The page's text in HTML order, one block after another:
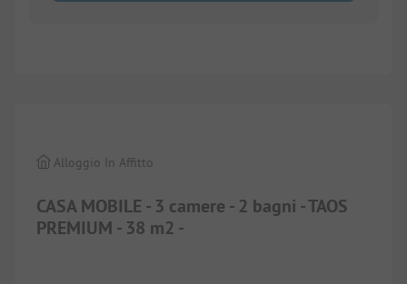
CASA MOBILE - 3 camere - 2 bagni - TAOS
PREMIUM - 38 m2 -
Alloggio In Affitto